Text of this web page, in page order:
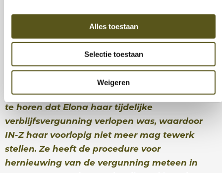
Alles toestaan
Selectie toestaan
Weigeren
Belgische cultuur al niet meer kunnen missen:
het eten, de manier van leven, mijn werk… Ik hoop
dat ik nog lang mijn steentje mag bijdragen bij
IN-Z.”
* Na het afnemen van dit interview kregen we
te horen dat Elona haar tijdelijke
verblijfsvergunning verlopen was, waardoor
IN-Z haar voorlopig niet meer mag tewerk
stellen. Ze heeft de procedure voor
hernieuwing van de vergunning meteen in